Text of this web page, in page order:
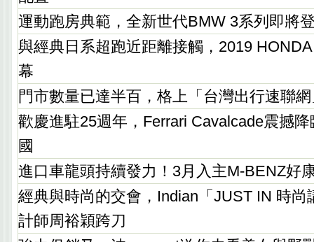
運動跑房典範，全新世代BMW 3系列即將
與經典日系超跑近距離接觸，2019
幕
門市數量已達半百，格上「台灣出行速聯
歡慶進駐25週年，Ferrari Cavalcade震撼
國
進口車龍頭持續發力！3月入主M-BENZ好
經典與時尚的交會，Indian「JUST IN 時尚
計師周裕穎跨刀